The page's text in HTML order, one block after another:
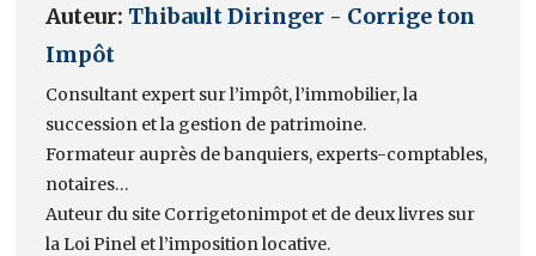
Auteur: Thibault Diringer - Corrige ton
Impôt
Consultant expert sur l’impôt, l’immobilier, la
succession et la gestion de patrimoine.
Formateur auprès de banquiers, experts-comptables,
notaires…
Auteur du site Corrigetonimpot et de deux livres sur
la Loi Pinel et l’imposition locative.